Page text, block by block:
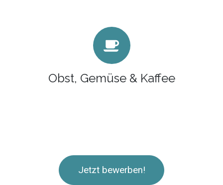
Obst, Gemüse & Kaffee
Jetzt bewerben!